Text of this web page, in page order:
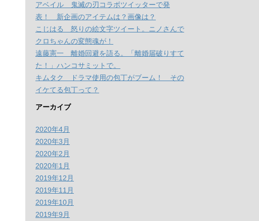
アベイル 鬼滅の刃コラボツイッターで発
表！ 新企画のアイテムは？画像は？
こじはる 怒りの絵文字ツイート。ニノさんで
クロちゃんの変態魂が！
遠藤憲一 離婚回避を語る。「離婚届破りすて
た！」ハンコサミットで。
キムタク ドラマ使用の包丁がブーム！ その
イケてる包丁って？
アーカイブ
2020年4月
2020年3月
2020年2月
2020年1月
2019年12月
2019年11月
2019年10月
2019年9月